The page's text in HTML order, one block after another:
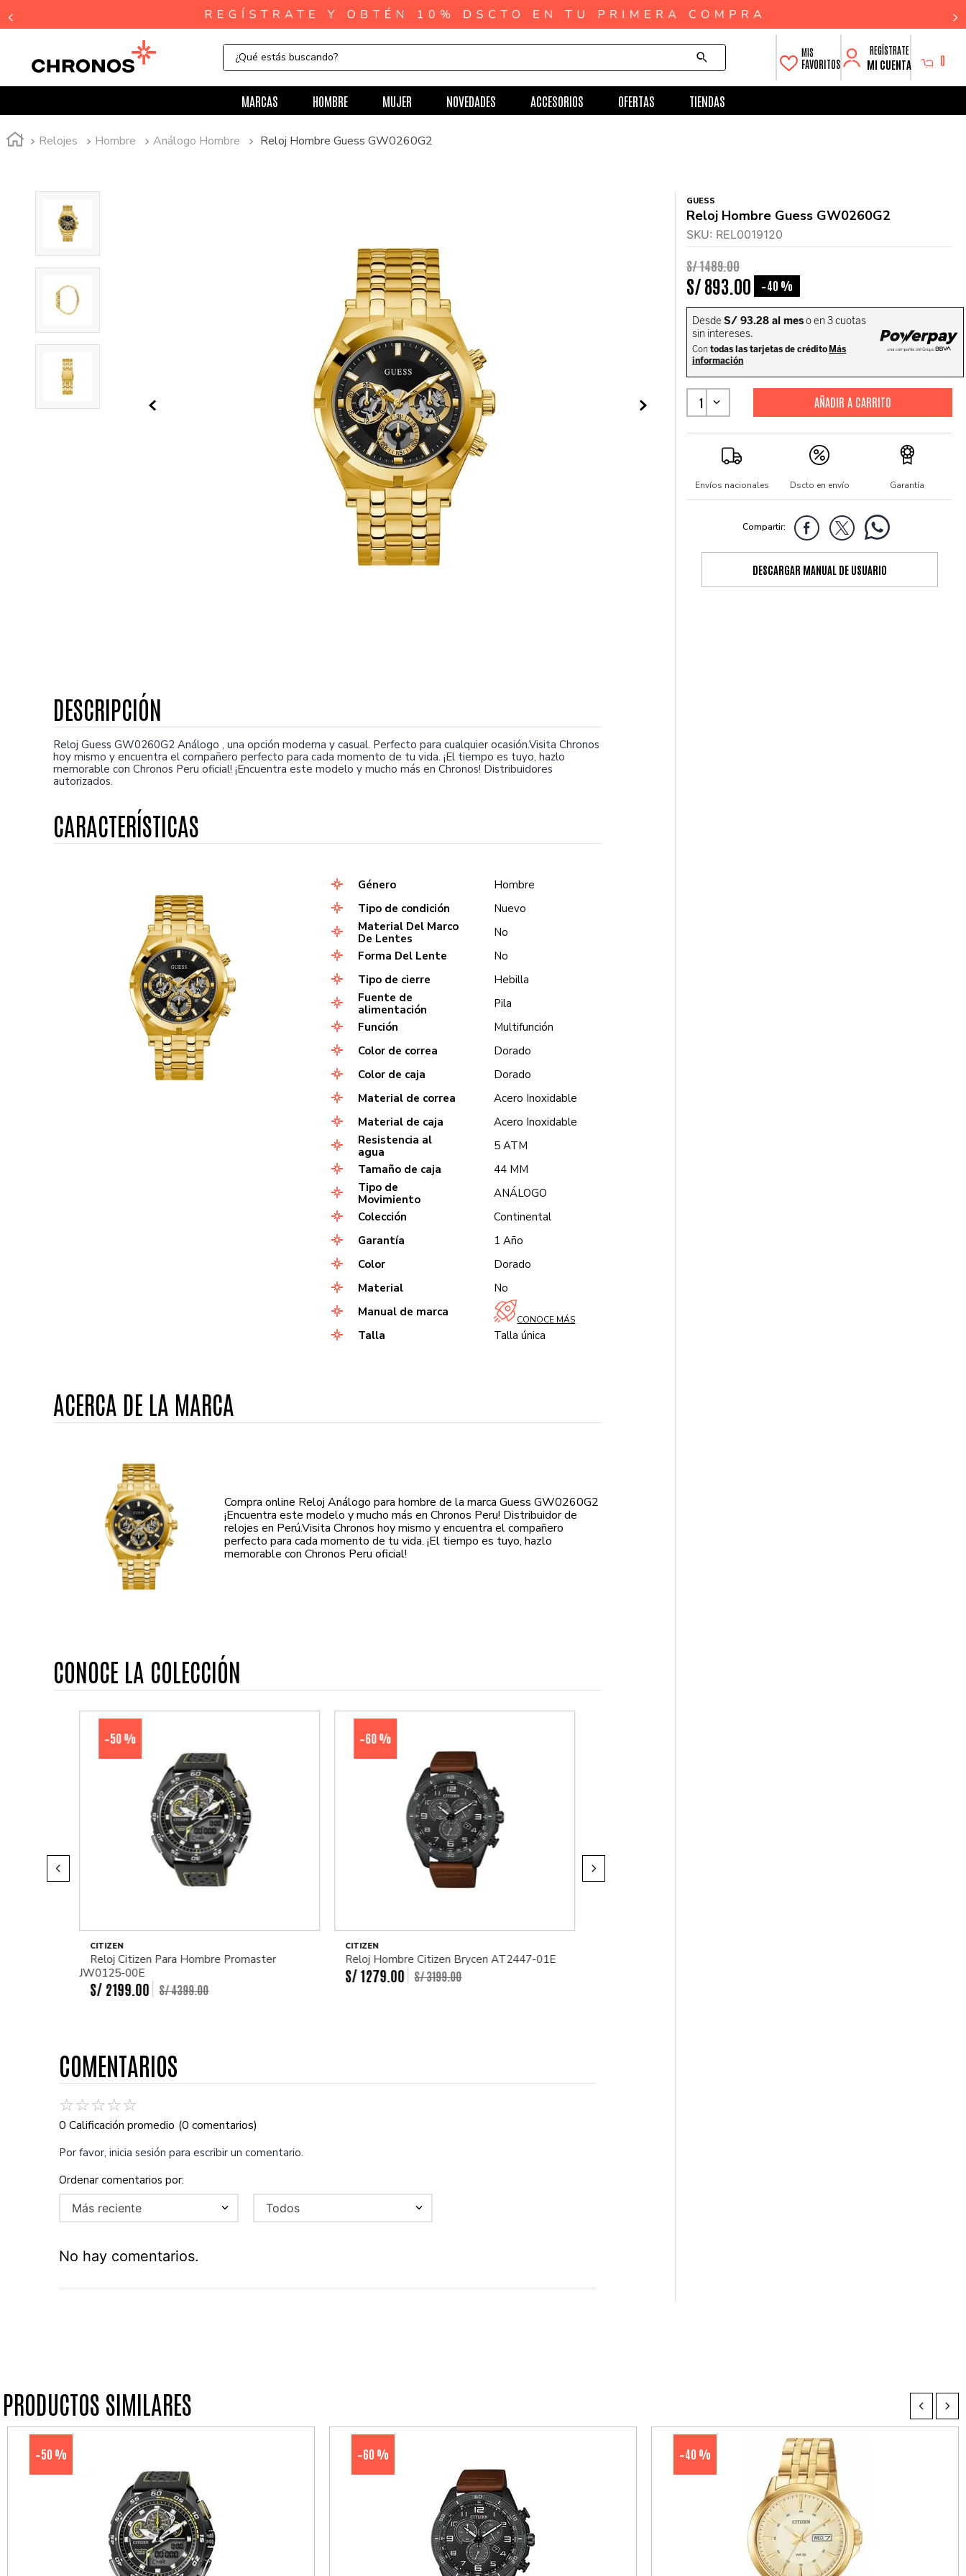
¿Qué estás buscando?
FAVORITOS MI CUENTA 0
MARCAS HOMBRE MUJER NOVEDADES ACCESORIOS OFERTAS TIENDAS
Relojes Hombre Análogo Hombre Reloj Hombre Guess GW0260G2
Reloj Guess GW0260G2 Análogo , una opción moderna y casual. Perfecto para cualquier ocasión.Visita Chronos
hoy mismo y encuentra el compañero perfecto para cada momento de tu vida. ¡El tiempo es tuyo, hazlo
memorable con Chronos Peru oficial! ¡Encuentra este modelo y mucho más en Chronos! Distribuidores
autorizados.
Género
Hombre
Tipo de condición
Nuevo
Material Del Marco
De Lentes
No
Forma Del Lente
No
Tipo de cierre
Hebilla
Fuente de
alimentación
Pila
Función
Multifunción
Color de correa
Dorado
Color de caja
Dorado
Material de correa
Acero Inoxidable
Material de caja
Acero Inoxidable
Resistencia al
agua
5 ATM
Tamaño de caja
44 MM
Tipo de
Movimiento
ANÁLOGO
Colección
Continental
Garantía
1 Año
Color
Dorado
Material
No
Manual de marca
CONOCE MÁS
Talla Talla única
ACERCA DE LA MARCA
Compra online Reloj Análogo para hombre de la marca Guess GW0260G2
¡Encuentra este modelo y mucho más en Chronos Peru! Distribuidor de
relojes en Perú.Visita Chronos hoy mismo y encuentra el compañero
perfecto para cada momento de tu vida. ¡El tiempo es tuyo, hazlo
memorable con Chronos Peru oficial!
CONOCE LA COLECCIÓN
-50 %
CITIZEN
Reloj Citizen Para Hombre Promaster
JW0125-00E
S/ 2199.00 S/4399.00
-60 %
CITIZEN
Reloj Hombre Citizen Brycen AT2447-01E
S/1279.00 S/3199.00
COMENTARIOS
☆☆☆☆☆
0 Calificación promedio (0 comentarios)
Por favor, inicia sesión para escribir un comentario.
Más reciente Todos
No hay comentarios.
GUESS
Reloj Hombre Guess GW0260G2
SKU: REL0019120
S/1489.00
S/893 00 -40 %
1
Envíos nacionales Dscto en envío Garantía
DESCARGAR MANUAL DE USUARIO
PRODUCTOS SIMILARES
-50 % -60 % -40 %